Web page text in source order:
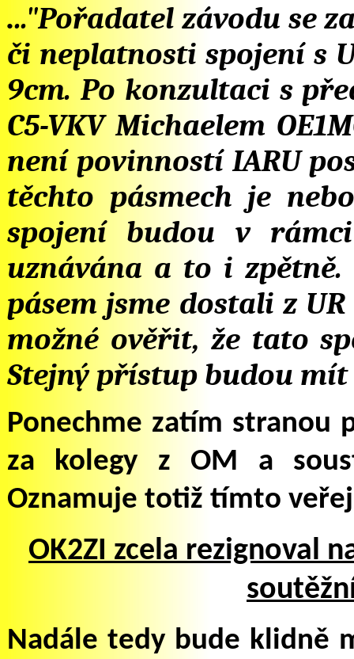
..."Pořadatel závodu se
či neplatnosti spojení s
9cm. Po konzultaci s
C5-VKV Michaelem
není povinností IARU
těchto pásmech je
spojení budou v
uznávána a to i
pásem jsme dostali z
možné ověřit, že tato
Stejný přístup budou mít
Ponechme zatím stranou
za kolegy z OM a
Oznamuje totiž tímto
OK2ZI zcela rezignoval
Nadále tedy bude klidně